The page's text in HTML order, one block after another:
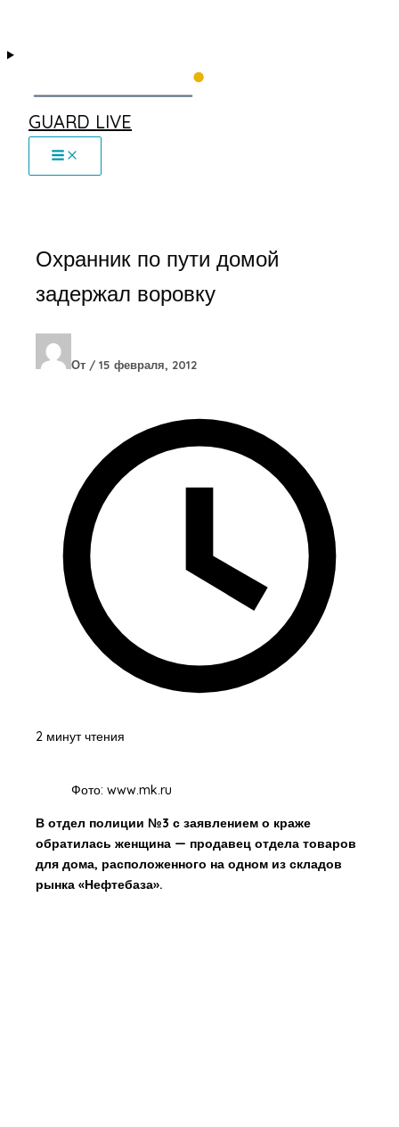
GUARD LIVE
Охранник по пути домой
задержал воровку
От / 15 февраля, 2012
2 минут чтения
Фото: www.mk.ru
В отдел полиции №3 с заявлением о краже
обратилась женщина — продавец отдела товаров
для дома, расположенного на одном из складов
рынка «Нефтебаза».